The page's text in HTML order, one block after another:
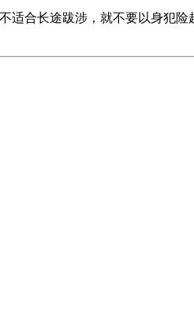
适合长途跋涉，就不要以身犯